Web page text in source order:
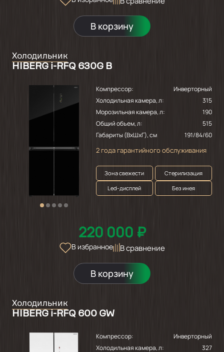
В корзину
Холодильник
HIBERG i-RFQ 630G B
Компрессор:
Инверторный
Холодильная камера, л:
315
Морозильная камера, л:
190
Общий объем, л:
515
Габариты (ВхШхГ), см
191/84/60
2 года гарантийного обслуживания
Зона свежести
Стерилизация
Led-дисплей
Без инея
220 000 ₽
В избранное В сравнение
В корзину
Холодильник
HIBERG i-RFQ 600 GW
Компрессор:
Инверторный
Холодильная камера, л:
327